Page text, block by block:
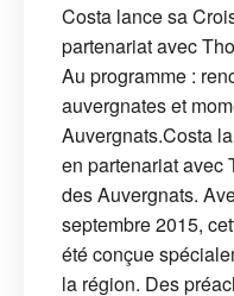
Costa lance sa
partenariat avec
Au programme :
auvergnates et
Auvergnats.Costa
en partenariat avec
des Auvergnats.
septembre 2015,
été conçue
la région. Des